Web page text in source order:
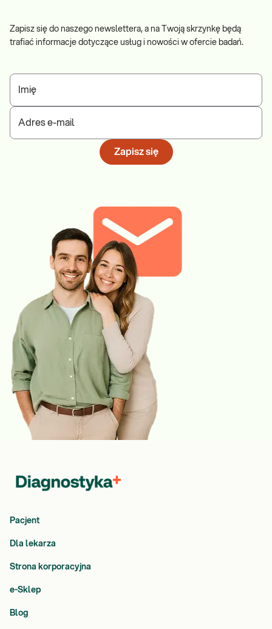
Zapisz się do naszego newslettera, a na Twoją skrzynkę będą
trafiać informacje dotyczące usług i nowości w ofercie badań.
Imię
Adres e-mail
Zapisz się
Pacjent
Dla lekarza
Strona korporacyjna
e-Sklep
Blog